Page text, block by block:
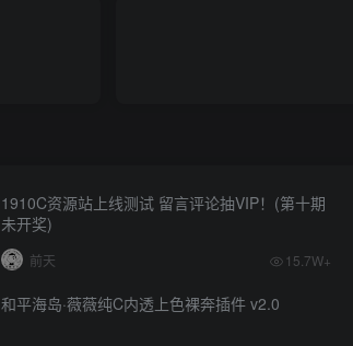
1910C资源站上线测试 留言评论抽VIP！(第十期
未开奖)
前天 15.7W+
和平海岛·薇薇纯C内透上色裸奔插件 v2.0